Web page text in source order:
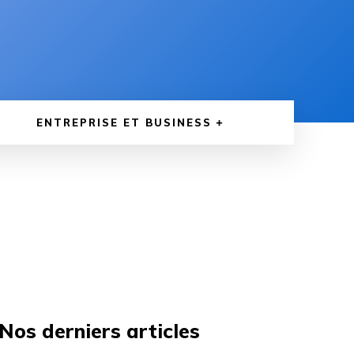
ENTREPRISE ET BUSINESS
derniers articles